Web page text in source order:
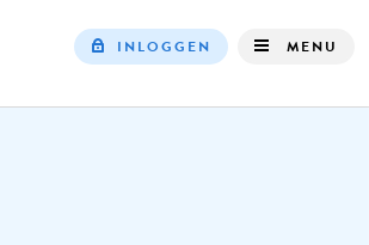
INLOGGEN MENU